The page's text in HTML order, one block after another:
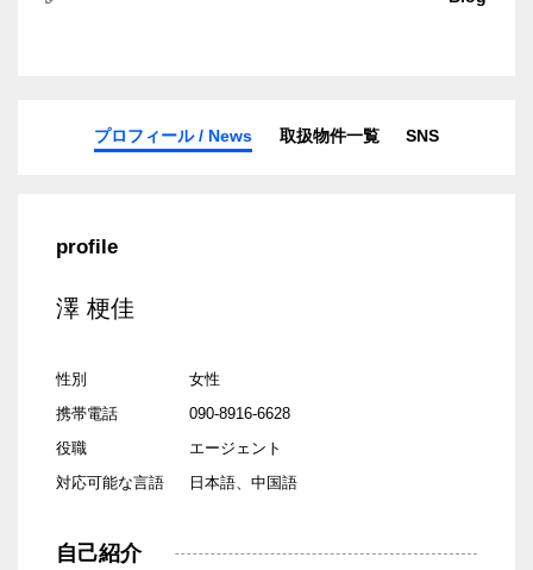
プロフィール / News 取扱物件一覧 SNS
profile
澤 梗佳
性別
女性
携帯電話
090-8916-6628
役職
エージェント
対応可能な言語
日本語、中国語
自己紹介